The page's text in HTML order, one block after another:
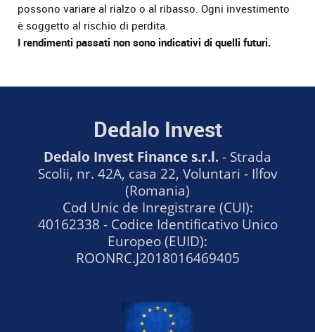
possono variare al rialzo o al ribasso. Ogni investimento
è soggetto al rischio di perdita.
I rendimenti passati non sono indicativi di quelli futuri.
Dedalo Invest
Dedalo Invest Finance s.r.l.- Strada
Scolii, nr. 42A, casa 22, Voluntari - Ilfov
(Romania)
Cod Unic de Inregistrare (CUI):
40162338 - Codice Identificativo Unico
Europeo (EUID):
ROONRC.J2018016469405